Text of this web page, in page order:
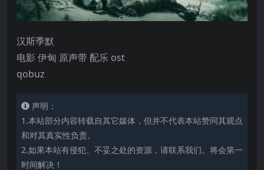
汉斯季默
电影 伊甸 原声带 配乐 ost
qobuz
声明：
1.本站部分内容转载自其它媒体，但并不代表本站赞同其观点
和对其真实性负责。
2.如果本站有侵犯、不妥之处的资源，请联系我们。将会第一
时间解决！